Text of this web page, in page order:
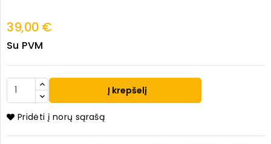
39,00 €
Su PVM
Į krepšelį
Pridėti į norų sąrašą